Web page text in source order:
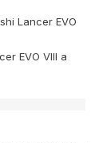
Lancer EVO
EVO VIII a